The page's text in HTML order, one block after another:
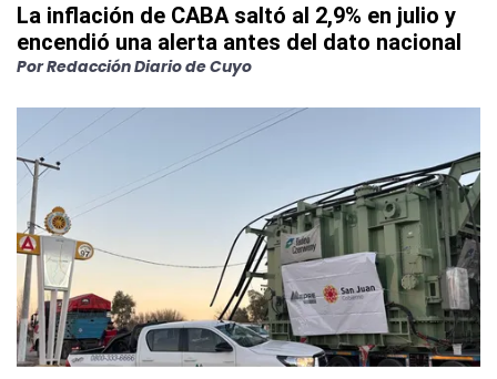
La inflación de CABA saltó al 2,9% en julio y
encendió una alerta antes del dato nacional
PorRedacción Diario de Cuyo